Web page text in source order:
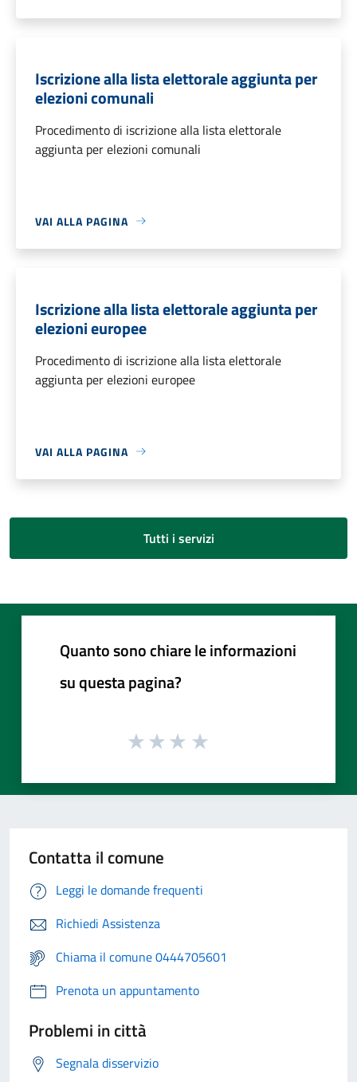
Iscrizione alla lista elettorale aggiunta per
elezioni comunali
Procedimento di iscrizione alla lista elettorale
aggiunta per elezioni comunali
VAI ALLA PAGINA
Iscrizione alla lista elettorale aggiunta per
elezioni europee
Procedimento di iscrizione alla lista elettorale
aggiunta per elezioni europee
VAI ALLA PAGINA
Tutti i servizi
Quanto sono chiare le informazioni
su questa pagina?
Contatta il comune
Leggi le domande frequenti
Richiedi Assistenza
Chiama il comune 0444705601
Prenota un appuntamento
Problemi in città
Segnala disservizio